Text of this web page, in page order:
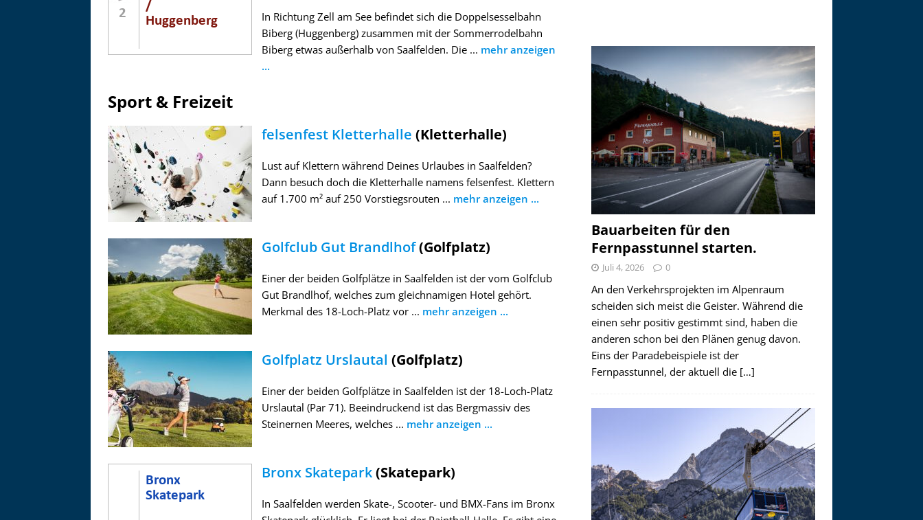
In Richtung Zell am See befindet sich die Doppelsesselbahn
Biberg (Huggenberg) zusammen mit der Sommerrodelbahn
Biberg etwas außerhalb von Saalfelden. Die ... mehr anzeigen
...
Sport & Freizeit
felsenfest Kletterhalle (Kletterhalle)
Lust auf Klettern während Deines Urlaubes in Saalfelden?
Dann besuch doch die Kletterhalle namens felsenfest. Klettern
auf 1.700 m² auf 250 Vorstiegsrouten ... mehr anzeigen ...
Golfclub Gut Brandlhof(Golfplatz)
Einer der beiden Golfplätze in Saalfelden ist der vom Golfclub
Gut Brandlhof, welches zum gleichnamigen Hotel gehört.
Merkmal des 18-Loch-Platz vor ... mehr anzeigen ...
Golfplatz Urslautal (Golfplatz)
Einer der beiden Golfplätze in Saalfelden ist der 18-Loch-Platz
Urslautal (Par 71). Beeindruckend ist das Bergmassiv des
Steinernen Meeres, welches ... mehr anzeigen ...
Bronx Skatepark(Skatepark)
In Saalfelden werden Skate-, Scooter- und BMX-Fans im Bronx
Bauarbeiten für den
Fernpasstunnel starten.
Juli 4, 2026 0
An den Verkehrsprojekten im Alpenraum
scheiden sich meist die Geister. Während die
einen sehr positiv gestimmt sind, haben die
anderen schon bei den Plänen genug davon.
Eins der Paradebeispiele ist der
Fernpasstunnel, der aktuell die […]